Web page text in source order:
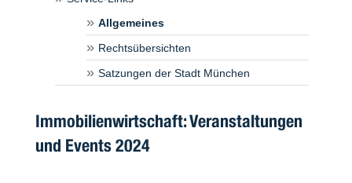
Allgemeines
Rechtsübersichten
Satzungen der Stadt München
Immobilienwirtschaft: Veranstaltungen
und Events 2024